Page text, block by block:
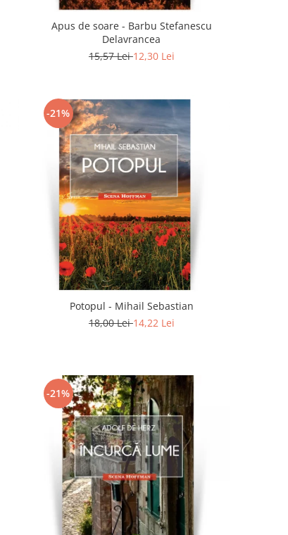
Apus de soare - Barbu Stefanescu
Delavrancea
15,57 Lei12,30 Lei
-21%
Potopul - Mihail Sebastian
18,00 Lei14,22 Lei
-21%